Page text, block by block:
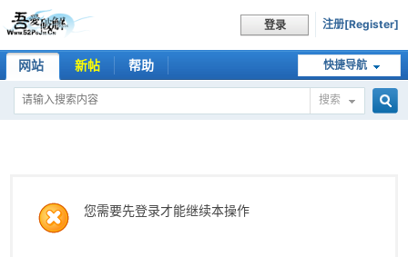
登录 注册[Register]
快捷导航
网站 新帖 帮助
搜索
您需要先登录才能继续本操作